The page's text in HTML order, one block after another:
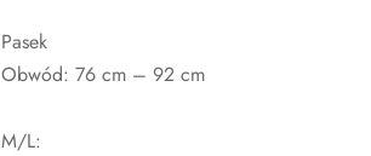
Pasek
Obwód: 76 cm – 92 cm
M/L: